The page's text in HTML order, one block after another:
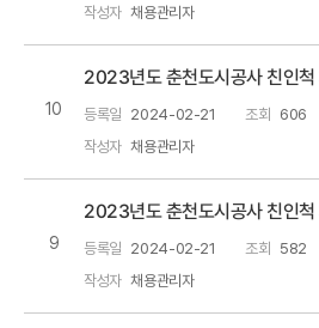
작성자 채용관리자
10
2023년도 춘천도시공사 친인
등록일 2024-02-21 조회 606
작성자 채용관리자
9
2023년도 춘천도시공사 친인
등록일 2024-02-21 조회 582
작성자 채용관리자